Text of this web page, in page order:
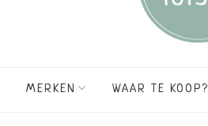
MERKEN WAAR TE KOOP?